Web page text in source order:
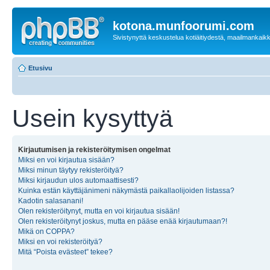
kotona.munfoorumi.com
Sivistynyttä keskustelua kotiäitiydestä,
Etusivu
Usein kysyttyä
Kirjautumisen ja rekisteröitymisen ongelmat
Miksi en voi kirjautua sisään?
Miksi minun täytyy rekisteröityä?
Miksi kirjaudun ulos automaattisesti?
Kuinka estän käyttäjänimeni näkymästä paikallaolijoiden listassa?
Kadotin salasanani!
Olen rekisteröitynyt, mutta en voi kirjautua sisään!
Olen rekisteröitynyt joskus, mutta en pääse enää kirjautumaan?!
Mikä on COPPA?
Miksi en voi rekisteröityä?
Mitä “Poista evästeet” tekee?